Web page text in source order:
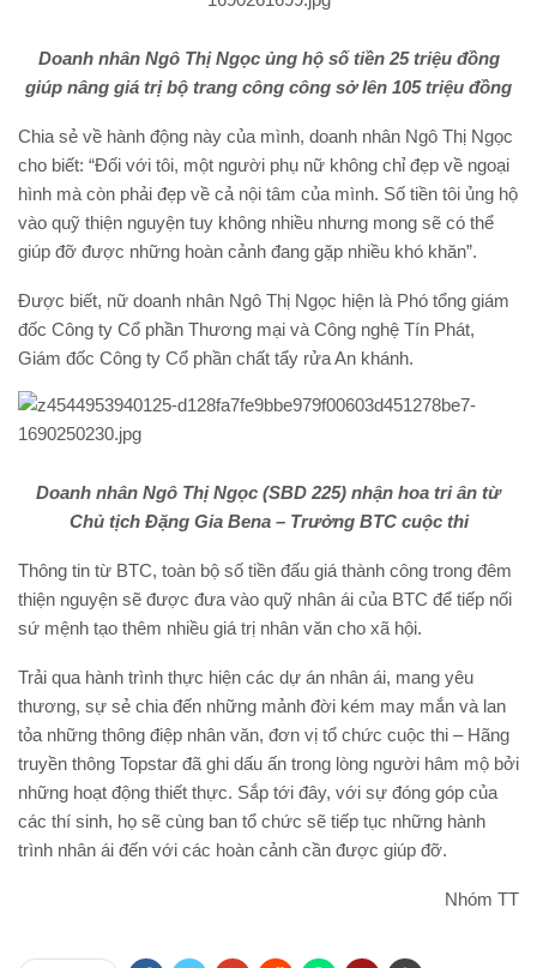
Doanh nhân Ngô Thị Ngọc ủng hộ số tiền 25 triệu đồng
giúp nâng giá trị bộ trang công công sở lên 105 triệu đồng
Chia sẻ về hành động này của mình, doanh nhân Ngô Thị Ngọc
cho biết: “Đối với tôi, một người phụ nữ không chỉ đẹp về ngoại
hình mà còn phải đẹp về cả nội tâm của mình. Số tiền tôi ủng hộ
vào quỹ thiện nguyện tuy không nhiều nhưng mong sẽ có thể
giúp đỡ được những hoàn cảnh đang gặp nhiều khó khăn”.
Được biết, nữ doanh nhân Ngô Thị Ngọc hiện là Phó tổng giám
đốc Công ty Cổ phần Thương mại và Công nghệ Tín Phát,
Giám đốc Công ty Cổ phần chất tẩy rửa An khánh.
Doanh nhân Ngô Thị Ngọc (SBD 225) nhận hoa tri ân từ
Chủ tịch Đặng Gia Bena – Trưởng BTC cuộc thi
Thông tin từ BTC, toàn bộ số tiền đấu giá thành công trong đêm
thiện nguyện sẽ được đưa vào quỹ nhân ái của BTC để tiếp nối
sứ mệnh tạo thêm nhiều giá trị nhân văn cho xã hội.
Trải qua hành trình thực hiện các dự án nhân ái, mang yêu
thương, sự sẻ chia đến những mảnh đời kém may mắn và lan
tỏa những thông điệp nhân văn, đơn vị tổ chức cuộc thi – Hãng
truyền thông Topstar đã ghi dấu ấn trong lòng người hâm mộ bởi
những hoạt động thiết thực. Sắp tới đây, với sự đóng góp của
các thí sinh, họ sẽ cùng ban tổ chức sẽ tiếp tục những hành
trình nhân ái đến với các hoàn cảnh cần được giúp đỡ.
Nhóm TT